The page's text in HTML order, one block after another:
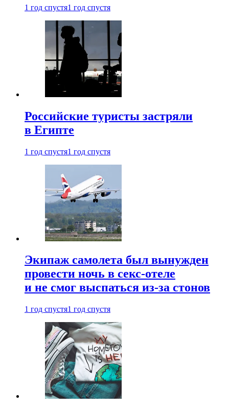
1 год спустя1 год спустя
Российские туристы застряли
в Египте
1 год спустя1 год спустя
Экипаж самолета был вынужден
провести ночь в секс-отеле
и не смог выспаться из-за стонов
1 год спустя1 год спустя